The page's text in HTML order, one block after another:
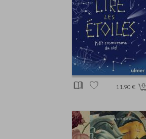
11.90 €